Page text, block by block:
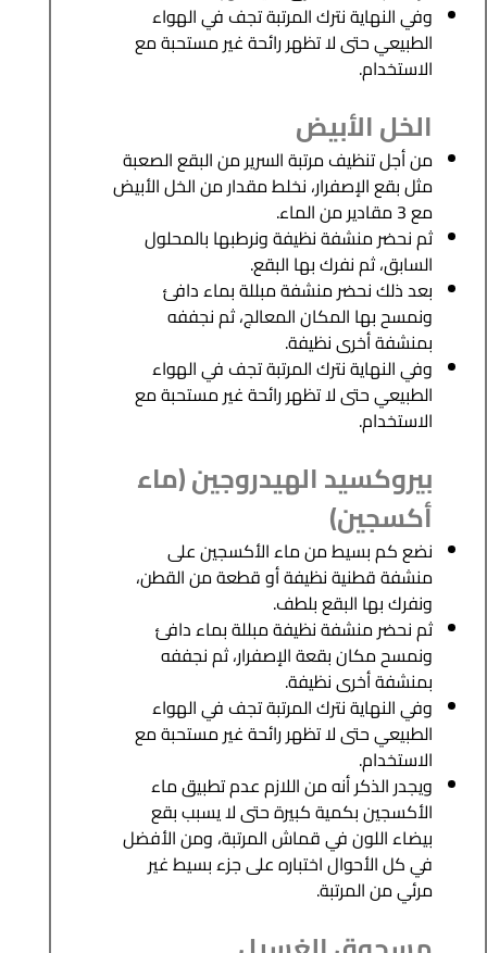
وفي النهاية نترك المرتبة تجف في الهواء
الطبيعي حتى لا تظهر رائحة غير مستحبة مع
الاستخدام.
الخل الأبيض
من أجل تنظيف مرتبة السرير من البقع الصعبة
مثل بقع الإصفرار، نخلط مقدار من الخل الأبيض
مع 3 مقادير من الماء.
ثم نحضر منشفة نظيفة ونرطبها بالمحلول
السابق، ثم نفرك بها البقع.
بعد ذلك نحضر منشفة مبللة بماء دافئ
ونمسح بها المكان المعالج، ثم نجففه
بمنشفة أخرى نظيفة.
وفي النهاية نترك المرتبة تجف في الهواء
الطبيعي حتى لا تظهر رائحة غير مستحبة مع
الاستخدام.
بيروكسيد الهيدروجين (ماء
أكسجين)
نضع كم بسيط من ماء الأكسجين على
منشفة قطنية نظيفة أو قطعة من القطن،
ونفرك بها البقع بلطف.
ثم نحضر منشفة نظيفة مبللة بماء دافئ
ونمسح مكان بقعة الإصفرار، ثم نجففه
بمنشفة أخرى نظيفة.
وفي النهاية نترك المرتبة تجف في الهواء
الطبيعي حتى لا تظهر رائحة غير مستحبة مع
الاستخدام.
ويجدر الذكر أنه من اللازم عدم تطبيق ماء
الأكسجين بكمية كبيرة حتى لا يسبب بقع
بيضاء اللون في قماش المرتبة، ومن الأفضل
في كل الأحوال اختباره على جزء بسيط غير
مرئي من المرتبة.